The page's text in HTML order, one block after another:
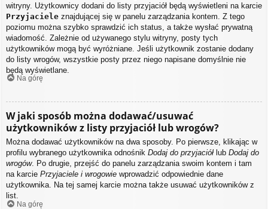
witryny. Użytkownicy dodani do listy przyjaciół będą wyświetleni na karcie
Przyjaciele znajdującej się w panelu zarządzania kontem. Z tego
poziomu można szybko sprawdzić ich status, a także wysłać prywatną
wiadomość. Zależnie od używanego stylu witryny, posty tych
użytkowników mogą być wyróżniane. Jeśli użytkownik zostanie dodany
do listy wrogów, wszystkie posty przez niego napisane domyślnie nie
będą wyświetlane.
Na górę
W jaki sposób można dodawać/usuwać
użytkowników z listy przyjaciół lub wrogów?
Można dodawać użytkowników na dwa sposoby. Po pierwsze, klikając w
profilu wybranego użytkownika odnośnik Dodaj do przyjaciółlub Dodaj do
wrogów. Po drugie, przejść do panelu zarządzania swoim kontem i tam
na karcie Przyjaciele i wrogowie wprowadzić odpowiednie dane
użytkownika. Na tej samej karcie można także usuwać użytkowników z
list.
Na górę